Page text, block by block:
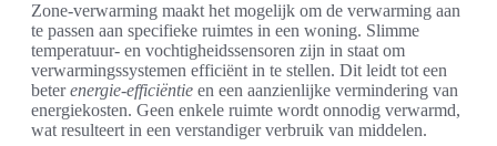
Zone-verwarming maakt het mogelijk om de verwarming aan
te passen aan specifieke ruimtes in een woning. Slimme
temperatuur- en vochtigheidssensoren zijn in staat om
verwarmingssystemen efficiënt in te stellen. Dit leidt tot een
beterenergie-efficiëntie en een aanzienlijke vermindering van
energiekosten. Geen enkele ruimte wordt onnodig verwarmd,
wat resulteert in een verstandiger verbruik van middelen.